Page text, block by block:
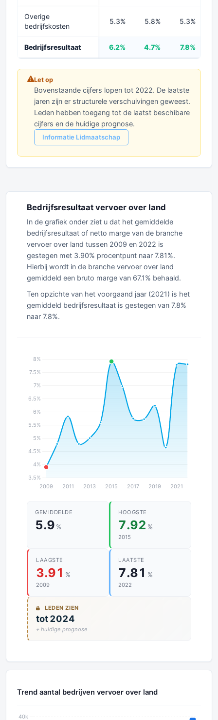
Overige
bedrijfskosten
5.3% 5.8% 5.3%
Bedrijfsresultaat 6.2% 4.7% 7.8%
Let op
Bovenstaande cijfers lopen tot 2022. De laatste
jaren zijn er structurele verschuivingen geweest.
Leden hebben toegang tot de laatst beschibare
cijfers en de huidige prognose.
Informatie Lidmaatschap
Bedrijfsresultaat vervoer over land
In de grafiek onder ziet u dat het gemiddelde
bedrijfsresultaat of netto marge van de branche
vervoer over land tussen 2009 en 2022 is
gestegen met 3.90% procentpunt naar 7.81%.
Hierbij wordt in de branche vervoer over land
gemiddeld een bruto marge van 67.1% behaald.
Ten opzichte van het voorgaand jaar (2021) is het
gemiddeld bedrijfsresultaat is gestegen van 7.8%
naar 7.8%.
GEMIDDELDE
5.9 %
HOOGSTE
7.92 %
2015
LAAGSTE
3.91 %
2009
LAATSTE
7.81 %
2022
LEDEN ZIEN
tot 2024
+ huidige prognose
Trend aantal bedrijven vervoer over land